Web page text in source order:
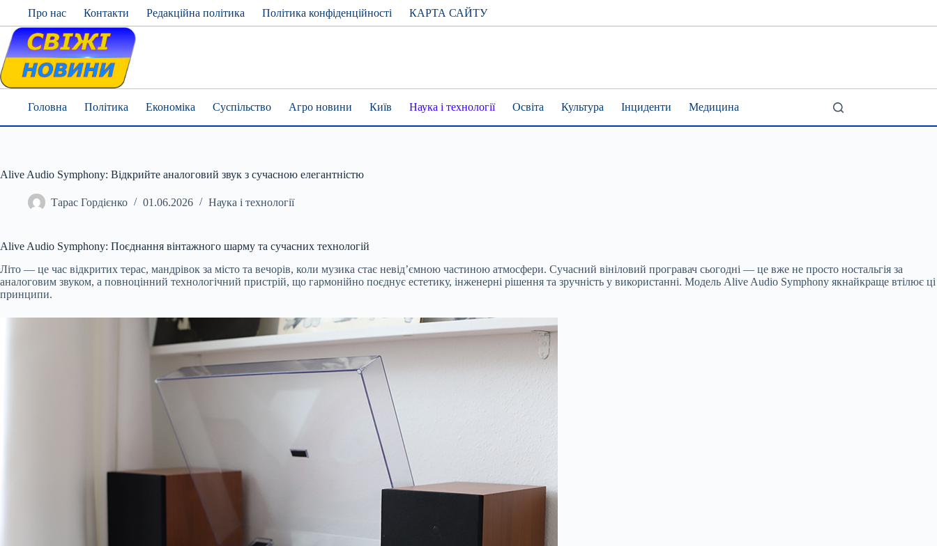
content
Про нас Контакти Редакційна політика Політика конфіденційності КАРТА САЙТУ
Головна Політика Економіка Суспільство Агро новини Київ Наука і технології Освіта Культура Інциденти Медицина
Alive Audio Symphony: Відкрийте аналоговий звук з сучасною елегантністю
Тарас Гордієнко 01.06.2026 Наука і технології
Alive Audio Symphony: Поєднання вінтажного шарму та сучасних технологій
Літо — це час відкритих терас, мандрівок за місто та вечорів, коли музика стає невід’ємною частиною атмосфери. Сучасний вініловий програвач сьогодні — це вже не просто ностальгія за
аналоговим звуком, а повноцінний технологічний пристрій, що гармонійно поєднує естетику, інженерні рішення та зручність у використанні. Модель Alive Audio Symphony якнайкраще втілює ці
принципи.